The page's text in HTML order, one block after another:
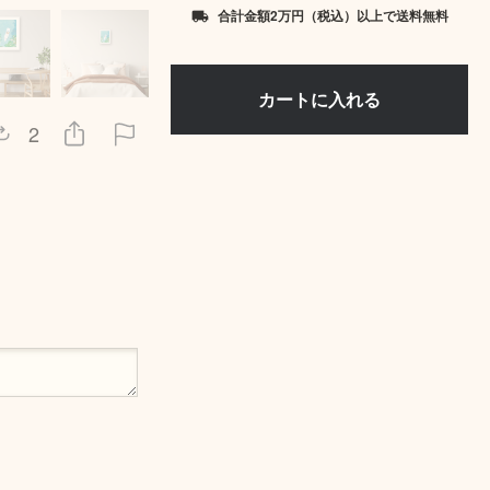
2
local_shipping 合計金額2万円（税込）以上で送料無料